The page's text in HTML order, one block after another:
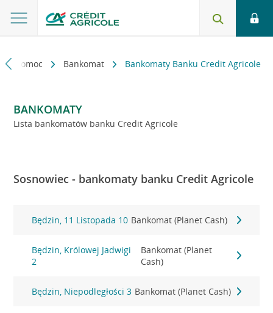
i pomoc Bankomat Bankomaty Banku Credit Agricole
BANKOMATY
Lista bankomatów banku Credit Agricole
Sosnowiec - bankomaty banku Credit Agricole
Będzin, 11 Listopada 10 Bankomat (Planet Cash)
Będzin, Królowej Jadwigi
2
Bankomat (Planet
Cash)
Będzin, Niepodległości 3 Bankomat (Planet Cash)